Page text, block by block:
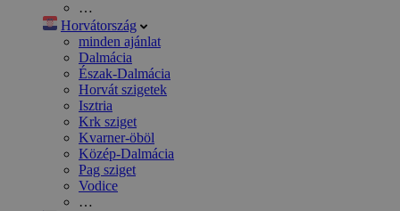
…
Horvátország
minden ajánlat
Dalmácia
Észak-Dalmácia
Horvát szigetek
Isztria
Krk sziget
Kvarner-öböl
Közép-Dalmácia
Pag sziget
Vodice
…